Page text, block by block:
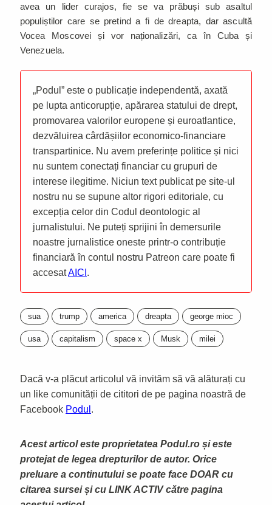
avea un lider curajos, fie se va prăbuși sub asaltul
populiștilor care se pretind a fi de dreapta, dar ascultă
Vocea Moscovei și vor naționalizări, ca în Cuba și
Venezuela.
„Podul” este o publicație independentă, axată
pe lupta anticorupție, apărarea statului de drept,
promovarea valorilor europene și euroatlantice,
dezvăluirea cârdășiilor economico-financiare
transpartinice. Nu avem preferințe politice și nici
nu suntem conectați financiar cu grupuri de
interese ilegitime. Niciun text publicat pe site-ul
nostru nu se supune altor rigori editoriale, cu
excepția celor din Codul deontologic al
jurnalistului. Ne puteți sprijini în demersurile
noastre jurnalistice oneste printr-o contribuție
financiară în contul nostru Patreon care poate fi
accesatAICI .
sua trump america dreapta george mioc
usa capitalism space x Musk milei
Dacă v-a plăcut articolul vă invităm să vă alăturați cu
un like comunității de cititori de pe pagina noastră de
Facebook Podul .
Acest articol este proprietatea Podul.ro și este
protejat de legea drepturilor de autor. Orice
preluare a continutului se poate face DOAR cu
citarea sursei și cu LINK ACTIV către pagina